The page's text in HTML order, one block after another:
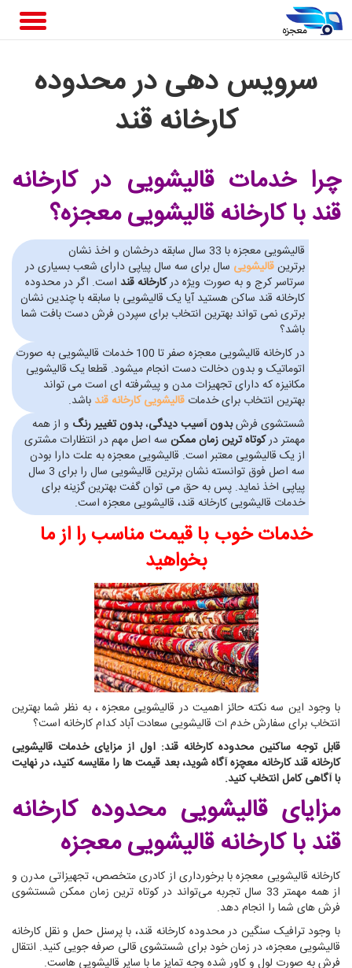
سرویس دهی در محدوده
کارخانه قند
چرا خدمات قالیشویی در کارخانه
قندبا کارخانه قالیشویی معجزه؟
قالیشویی معجزه با 33 سال سابقه درخشان و اخذ نشان
برترینقالیشویی سال برای سه سال پیاپی دارای شعب بسیاری در
سرتاسر کرج و به صورت ویژه درکارخانه قند است. اگر در محدوده
کارخانه قند ساکن هستید آیا یک قالیشویی با سابقه با چندین نشان
برتری نمی تواند بهترین انتخاب برای سپردن فرش دست بافت شما
باشد؟
در کارخانه قالیشویی معجزه صفر تا 100 خدمات قالیشویی به صورت
اتوماتیک و بدون دخالت دست انجام میشود. قطعا یک قالیشویی
مکانیزه که دارای تجهیزات مدن و پیشرفته ای است می تواند
بهترین انتخاب برای خدمات قالیشویی کارخانه قند باشد.
شستشوی فرشبدون آسیب دیدگی،بدون تغییر رنگ و از همه
مهمتر درکوتاه ترین زمان ممکن سه اصل مهم در انتظارات مشتری
از یک قالیشویی معتبر است. قالیشویی معجزه به علت دارا بودن
سه اصل فوق توانسته نشان برترین قالیشویی سال را برای 3 سال
پیاپی اخذ نماید. پس به حق می توان گفت بهترین گزینه برای
خدمات قالیشویی کارخانه قند، قالیشویی معجزه است.
خدمات خوب با قیمت مناسب را از ما
بخواهید
با وجود این سه نکته حائز اهمیت در قالیشویی معجزه ، به نظر شما بهترین
انتخاب برای سفارش خدم ات قالیشویی سعادت آباد کدام کارخانه است؟
قابل توجه ساکنین محدوده کارخانه قند: اول از مزایای خدمات قالیشویی
کارخانه قند کارخانه معچزه آگاه شوید، بعد قیمت ها را مقایسه کنید، در نهایت
با آگاهی کامل انتخاب کنید.
مزایای قالیشویی محدوده کارخانه
قندبا کارخانه قالیشویی معجزه
کارخانه قالیشویی معجزه با برخورداری از کادری متخصص، تجهیزاتی مدرن و
از همه مهمتر 33 سال تجربه می‌تواند در کوتاه ترین زمان ممکن شستشوی
فرش های شما را انجام دهد.
با وجود ترافیک سنگین در محدوده کارخانه قند، با پرسنل حمل و نقل کارخانه
قالیشویی معجزه، در زمان خود برای شستشوی قالی صرفه جویی کنید. انتقال
فرش به صورت لول و کاور شده وجه تمایز ما با سایر قالیشویی هاست.